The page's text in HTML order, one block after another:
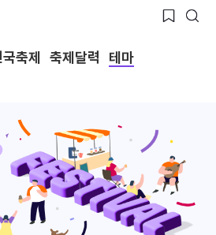
국축제 축제달력 테마